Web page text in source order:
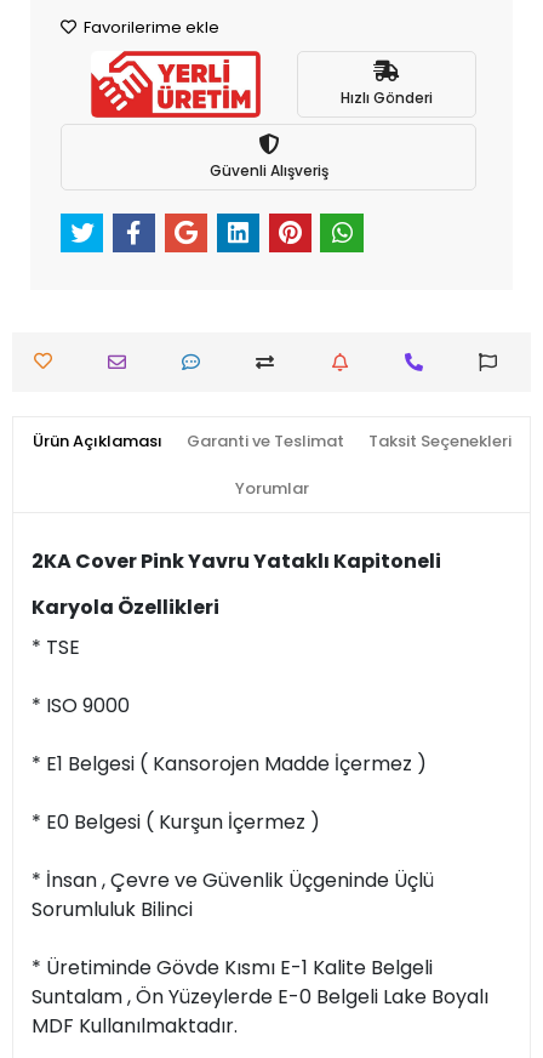
Favorilerime ekle
Hızlı Gönderi
Güvenli Alışveriş
Ürün Açıklaması Garanti ve Teslimat Taksit Seçenekleri
Yorumlar
2KA Cover Pink Yavru Yataklı Kapitoneli
Karyola Özellikleri
* TSE
* ISO 9000
* E1 Belgesi ( Kansorojen Madde İçermez )
* E0 Belgesi ( Kurşun İçermez )
* İnsan , Çevre ve Güvenlik Üçgeninde Üçlü
Sorumluluk Bilinci
* Üretiminde Gövde Kısmı E-1 Kalite Belgeli
Suntalam , Ön Yüzeylerde E-0 Belgeli Lake Boyalı
MDF Kullanılmaktadır.